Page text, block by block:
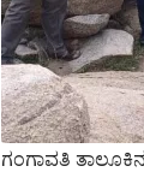
ಗಂಗಾವತಿ